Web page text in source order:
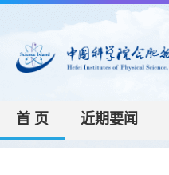
首 页 近期要闻